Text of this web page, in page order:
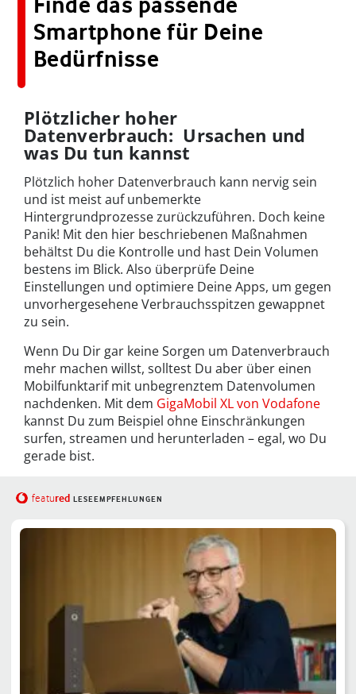
Smartphone für Deine
Bedürfnisse
Plötzlicher hoher
Datenverbrauch: Ursachen und
was Du tun kannst
Plötzlich hoher Datenverbrauch kann nervig sein
und ist meist auf unbemerkte
Hintergrundprozesse zurückzuführen. Doch keine
Panik! Mit den hier beschriebenen Maßnahmen
behältst Du die Kontrolle und hast Dein Volumen
bestens im Blick. Also überprüfe Deine
Einstellungen und optimiere Deine Apps, um gegen
unvorhergesehene Verbrauchsspitzen gewappnet
zu sein.
Wenn Du Dir gar keine Sorgen um Datenverbrauch
mehr machen willst, solltest Du aber über einen
Mobilfunktarif mit unbegrenztem Datenvolumen
nachdenken. Mit dem GigaMobil XL von Vodafone
kannst Du zum Beispiel ohne Einschränkungen
surfen, streamen und herunterladen – egal, wo Du
gerade bist.
featured LESEEMPFEHLUNGEN